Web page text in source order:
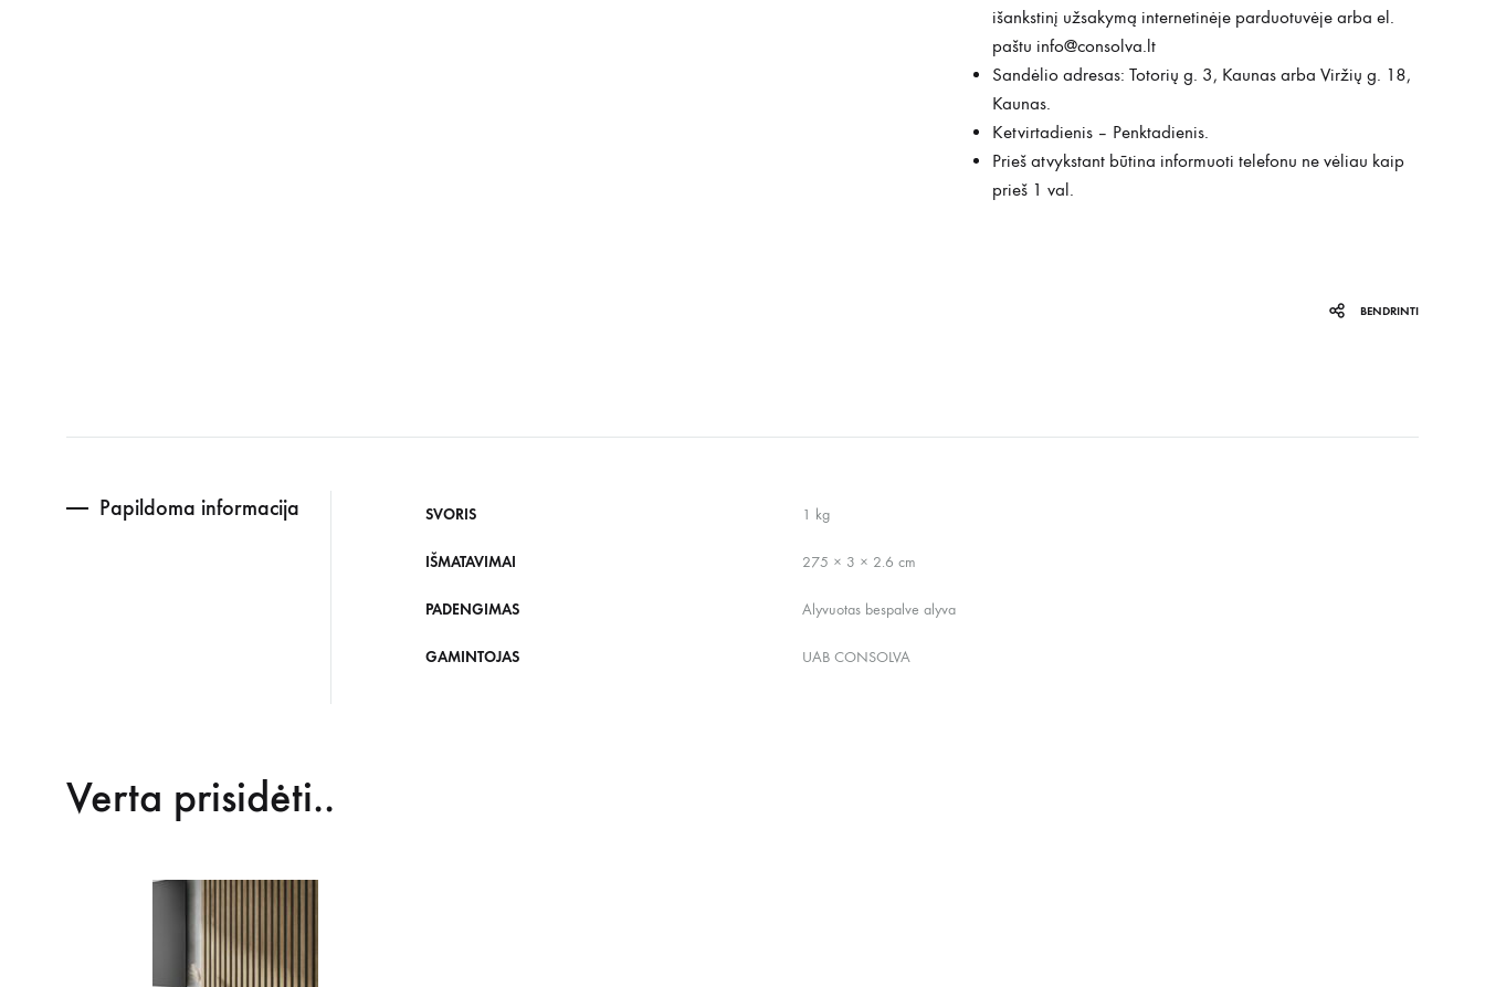
išankstinį užsakymą internetinėje parduotuvėje arba el.
paštu info@consolva.lt
Sandėlio adresas: Totorių g. 3, Kaunas arba Viržių g. 18,
Kaunas.
Ketvirtadienis – Penktadienis.
Prieš atvykstant būtina informuoti telefonu ne vėliau kaip
prieš 1 val.
BENDRINTI
Papildoma informacija SVORIS 1 kg
IŠMATAVIMAI 275 × 3 × 2.6 cm
PADENGIMAS Alyvuotas bespalve alyva
GAMINTOJAS UAB CONSOLVA
Verta prisidėti..